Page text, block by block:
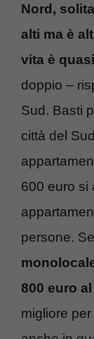
Nord,
alti ma è
vita è
doppio –
Sud. Basti
città del
600 euro si
persone.
800 euro
migliore